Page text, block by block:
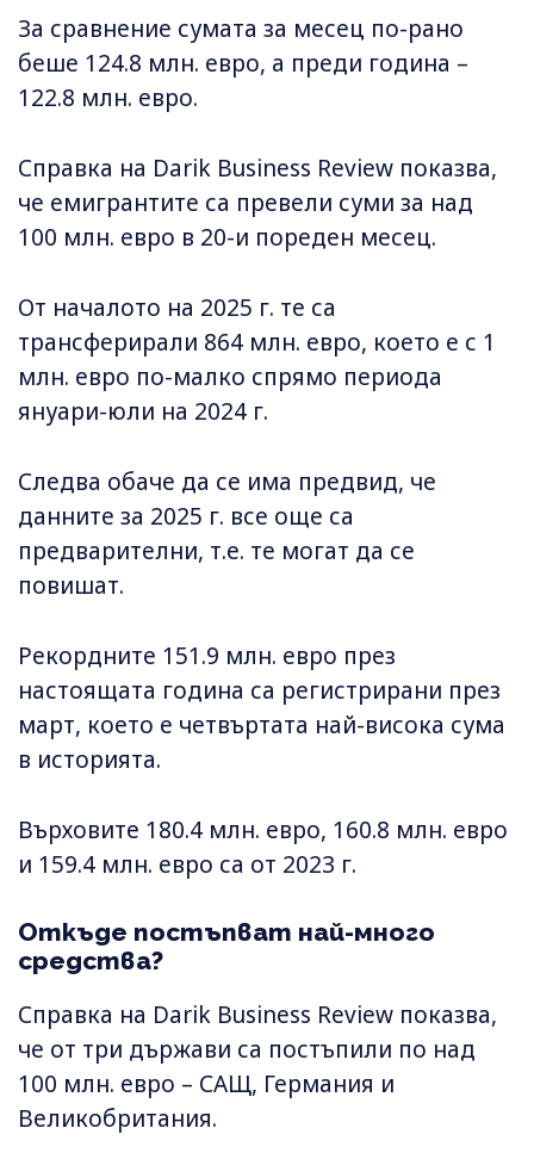
За сравнение сумата за месец по-рано
беше 124.8 млн. евро, а преди година –
122.8 млн. евро.
Справка на Darik Business Review показва,
че емигрантите са превели суми за над
100 млн. евро в 20-и пореден месец.
От началото на 2025 г. те са
трансферирали 864 млн. евро, което е с 1
млн. евро по-малко спрямо периода
януари-юли на 2024 г.
Следва обаче да се има предвид, че
данните за 2025 г. все още са
предварителни, т.е. те могат да се
повишат.
Рекордните 151.9 млн. евро през
настоящата година са регистрирани през
март, което е четвъртата най-висока сума
в историята.
Върховите 180.4 млн. евро, 160.8 млн. евро
и 159.4 млн. евро са от 2023 г.
Откъде постъпват най-много
средства?
Справка на Darik Business Review показва,
че от три държави са постъпили по над
100 млн. евро – САЩ, Германия и
Великобритания.